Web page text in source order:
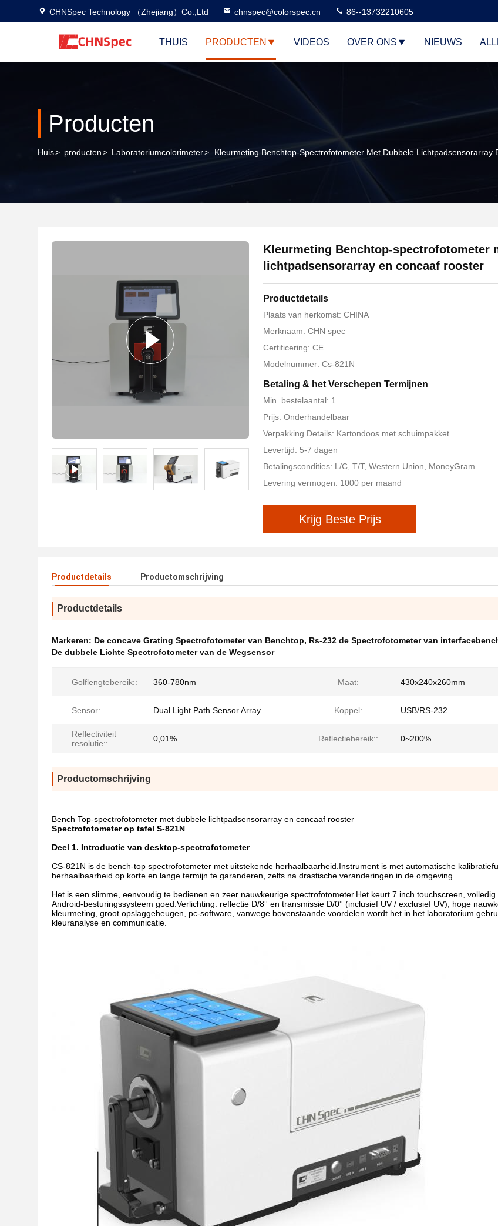
CHNSpec Technology （Zhejiang）Co.,Ltd chnspec@colorspec.cn 86--13732210605
THUIS PRODUCTEN VIDEOS OVER ONS NIEUWS
Producten
Huis> producten> Laboratoriumcolorimeter> Kleurmeting Benchtop-Spectrofotometer Met Dubbele Lichtpadsensorarray
Kleurmeting Benchtop-spectrofotometer
lichtpadsensorarray en concaaf rooster
Productdetails
Plaats van herkomst: CHINA
Merknaam: CHN spec
Certificering: CE
Modelnummer: Cs-821N
Betaling & het Verschepen Termijnen
Min. bestelaantal: 1
Prijs: Onderhandelbaar
Verpakking Details: Kartondoos met schuimpakket
Levertijd: 5-7 dagen
Betalingscondities: L/C, T/T, Western Union, MoneyGram
Levering vermogen: 1000 per maand
Krijg Beste Prijs
Productdetails Productomschrijving
Productdetails
Markeren: De concave Grating Spectrofotometer van Benchtop, Rs-232 de Spectrofotometer van
De dubbele Lichte Spectrofotometer van de Wegsensor
Golflengtebereik:: 360-780nm Maat: 430x240x260mm
Sensor: Dual Light Path Sensor Array Koppel: USB/RS-232
Reflectiviteit
resolutie::
0,01% Reflectiebereik:: 0~200%
Productomschrijving
Bench Top-spectrofotometer met dubbele lichtpadsensorarray en concaaf rooster
Spectrofotometer op tafel S-821N
Deel 1. Introductie van desktop-spectrofotometer
CS-821N is de bench-top spectrofotometer met uitstekende herhaalbaarheid.Instrument is met automatische
herhaalbaarheid op korte en lange termijn te garanderen, zelfs na drastische veranderingen in de omgeving.
Het is een slimme, eenvoudig te bedienen en zeer nauwkeurige spectrofotometer.Het keurt 7 inch touchscreen, volledig
Android-besturingssysteem goed.Verlichting: reflectie D/8° en transmissie D/0° (inclusief UV / exclusief UV), hoge
kleurmeting, groot opslaggeheugen, pc-software, vanwege bovenstaande voordelen wordt het in het laboratorium
kleuranalyse en communicatie.